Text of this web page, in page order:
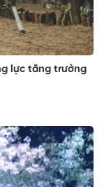
lực tăng trưởng